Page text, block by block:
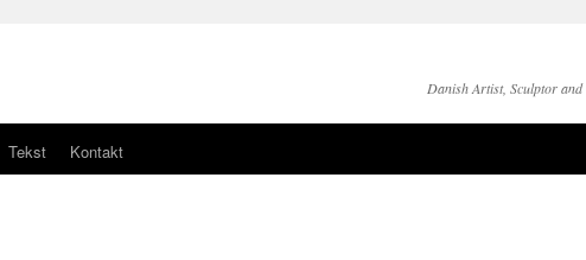
Danish Artist, Sculptor
Tekst Kontakt